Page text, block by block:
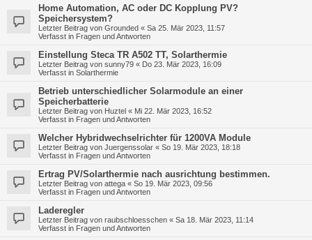
Home Automation, AC oder DC Kopplung PV?
Speichersystem?
Letzter Beitrag von Grounded « Sa 25. Mär 2023, 11:57
Verfasst in Fragen und Antworten
Einstellung Steca TR A502 TT, Solarthermie
Letzter Beitrag von sunny79 « Do 23. Mär 2023, 16:09
Verfasst in Solarthermie
Betrieb unterschiedlicher Solarmodule an einer
Speicherbatterie
Letzter Beitrag von Huztel « Mi 22. Mär 2023, 16:52
Verfasst in Fragen und Antworten
Welcher Hybridwechselrichter für 1200VA Module
Letzter Beitrag von Juergenssolar « So 19. Mär 2023, 18:18
Verfasst in Fragen und Antworten
Ertrag PV/Solarthermie nach ausrichtung bestimmen.
Letzter Beitrag von attega « So 19. Mär 2023, 09:56
Verfasst in Fragen und Antworten
Laderegler
Letzter Beitrag von raubschloesschen « Sa 18. Mär 2023, 11:14
Verfasst in Fragen und Antworten